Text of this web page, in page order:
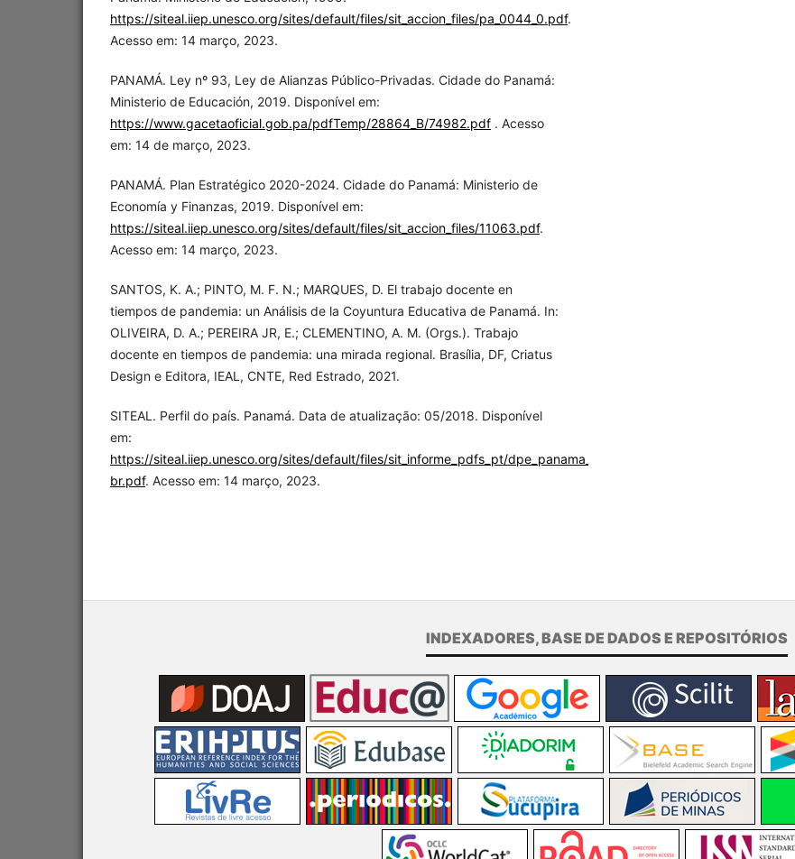
https://siteal.iiep.unesco.org/sites/default/files/sit_accion_files/pa_0044_0.pdf.
Acesso em: 14 março, 2023.
PANAMÁ. Ley nº 93, Ley de Alianzas Público-Privadas. Cidade do Panamá:
Ministerio de Educación, 2019. Disponível em:
https://www.gacetaoficial.gob.pa/pdfTemp/28864_B/74982.pdf . Acesso
em: 14 de março, 2023.
PANAMÁ. Plan Estratégico 2020-2024. Cidade do Panamá: Ministerio de
Economía y Finanzas, 2019. Disponível em:
https://siteal.iiep.unesco.org/sites/default/files/sit_accion_files/11063.pdf.
Acesso em: 14 março, 2023.
SANTOS, K. A.; PINTO, M. F. N.; MARQUES, D. El trabajo docente en
tiempos de pandemia: un Análisis de la Coyuntura Educativa de Panamá. In:
OLIVEIRA, D. A.; PEREIRA JR, E.; CLEMENTINO, A. M. (Orgs.). Trabajo
docente en tiempos de pandemia: una mirada regional. Brasília, DF, Criatus
Design e Editora, IEAL, CNTE, Red Estrado, 2021.
SITEAL. Perfil do país. Panamá. Data de atualização: 05/2018. Disponível
em:
https://siteal.iiep.unesco.org/sites/default/files/sit_informe_pdfs_pt/dpe_panama_14_05_por-
br.pdf. Acesso em: 14 março, 2023.
INDEXADORES, BASE DE DADOS E REPOSITÓRIOS